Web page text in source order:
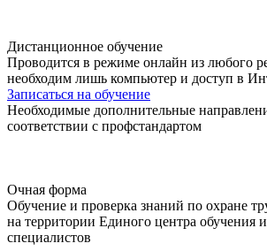
Дистанционное обучение
Проводится в режиме онлайн из любого
необходим лишь компьютер и доступ в
Записаться на обучение
Необходимые дополнительные
соответствии с профстандартом
Очная форма
Обучение и проверка знаний по охране
на территории Единого центра обучения
специалистов